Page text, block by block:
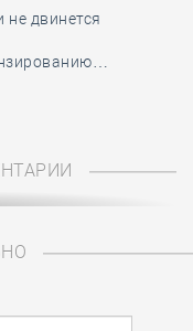
двинется